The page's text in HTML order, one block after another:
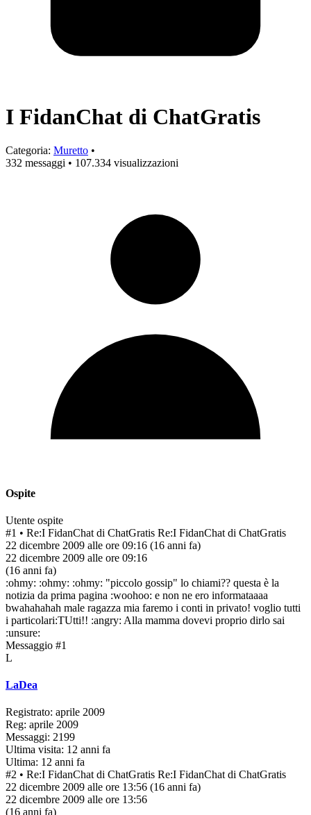
I FidanChat di ChatGratis
Categoria: Muretto •
332 messaggi • 107.334 visualizzazioni
Ospite
Utente ospite
#1 • Re:I FidanChat di ChatGratis Re:I FidanChat di ChatGratis
22 dicembre 2009 alle ore 09:16 (16 anni fa)
22 dicembre 2009 alle ore 09:16
(16 anni fa)
:ohmy: :ohmy: :ohmy: "piccolo gossip" lo chiami?? questa è la
notizia da prima pagina :woohoo: e non ne ero informataaaa
bwahahahah male ragazza mia faremo i conti in privato! voglio tutti
i particolari:TUtti!! :angry: Alla mamma dovevi proprio dirlo sai
:unsure:
Messaggio #1
L
LaDea
Registrato: aprile 2009
Reg: aprile 2009
Messaggi: 2199
Ultima visita: 12 anni fa
Ultima: 12 anni fa
#2 • Re:I FidanChat di ChatGratis Re:I FidanChat di ChatGratis
22 dicembre 2009 alle ore 13:56 (16 anni fa)
22 dicembre 2009 alle ore 13:56
(16 anni fa)